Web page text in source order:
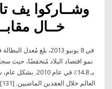
وشــاركوا يف
خــال
بـ 14.8٪ في عام